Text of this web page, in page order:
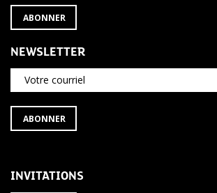
ABONNER
NEWSLETTER
Votre courriel
S'ABONNER
À
ABONNER
INVITATIONS